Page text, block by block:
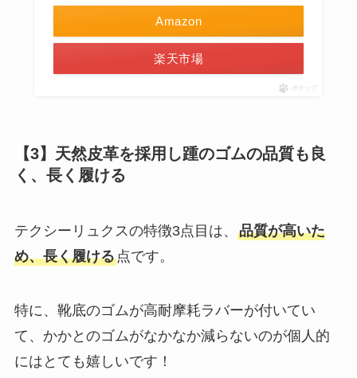
Amazon
楽天市場
ポチップ
【3】天然皮革を採用し踵のゴムの品質も良
く、長く履ける
テクシーリュクスの特徴3点目は、 品質が高いた
め、長く履ける点です。
特に、靴底のゴムが高耐摩耗ラバーが付いてい
て、かかとのゴムがなかなか減らないのが個人的
にはとても嬉しいです！